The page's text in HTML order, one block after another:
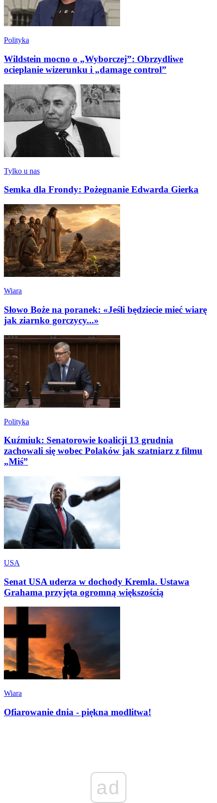
Polityka
Wildstein mocno o „Wyborczej”: Obrzydliwe
ocieplanie wizerunku i „damage control”
Tylko u nas
Semka dla Frondy: Pożegnanie Edwarda Gierka
Wiara
Słowo Boże na poranek: «Jeśli będziecie mieć wiarę
jak ziarnko gorczycy...»
Polityka
Kuźmiuk: Senatorowie koalicji 13 grudnia
zachowali się wobec Polaków jak szatniarz z filmu
„Miś”
USA
Senat USA uderza w dochody Kremla. Ustawa
Grahama przyjęta ogromną większością
Wiara
Ofiarowanie dnia - piękna modlitwa!
ad